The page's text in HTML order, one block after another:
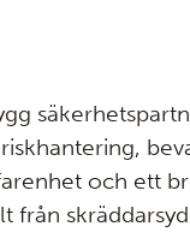
och ett
från